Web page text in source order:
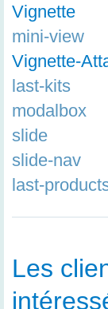
Vignette
mini-view
Vignette-
last-kits
modalbox
slide
slide-nav
last-
Les